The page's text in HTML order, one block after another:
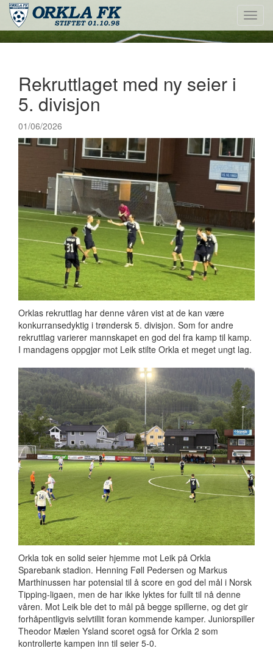
Rekruttlaget med ny seier i
5. divisjon
01/06/2026
Orklas rekruttlag har denne våren vist at de kan være
konkurransedyktig i trøndersk 5. divisjon. Som for andre
rekruttlag varierer mannskapet en god del fra kamp til kamp.
I mandagens oppgjør mot Leik stilte Orkla et meget ungt lag.
Orkla tok en solid seier hjemme mot Leik på Orkla
Sparebank stadion. Henning Føll Pedersen og Markus
Marthinussen har potensial til å score en god del mål i Norsk
Tipping-ligaen, men de har ikke lyktes for fullt til nå denne
våren. Mot Leik ble det to mål på begge spillerne, og det gir
forhåpentligvis selvtillit foran kommende kamper. Juniorspiller
Theodor Mælen Ysland scoret også for Orkla 2 som
kontrollerte kampen inn til seier 5-0.